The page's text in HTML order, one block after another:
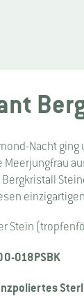
Nacht
Meerjungfrau
Stein
018PSBK